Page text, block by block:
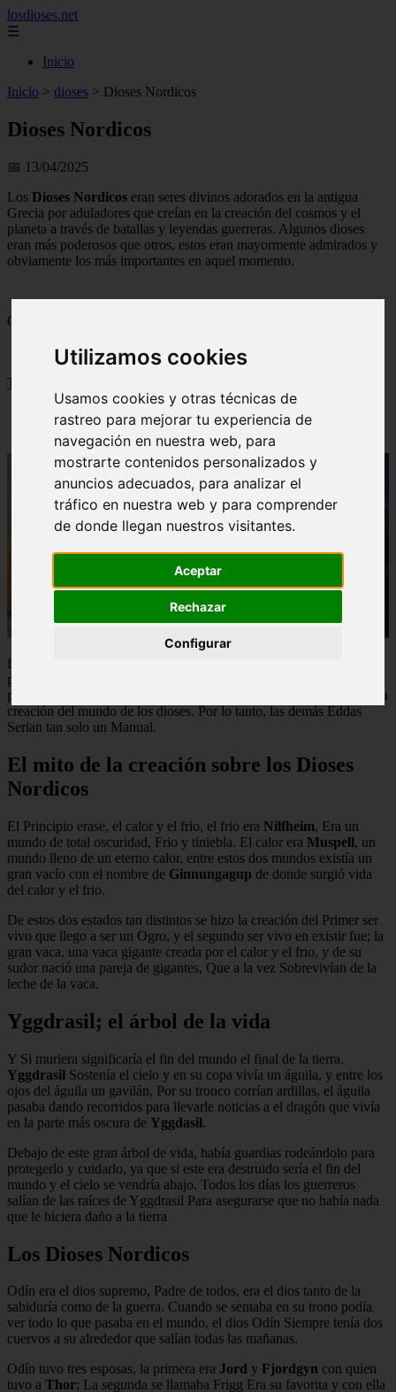
Utilizamos cookies
Usamos cookies y otras técnicas de
rastreo para mejorar tu experiencia de
navegación en nuestra web, para
mostrarte contenidos personalizados y
anuncios adecuados, para analizar el
tráfico en nuestra web y para comprender
de donde llegan nuestros visitantes.
Aceptar
Rechazar
Configurar
losdioses.net
☰
Inicio
Inicio > dioses > Dioses Nordicos
Dioses Nordicos
📅 13/04/2025
Los Dioses Nordicos eran seres divinos adorados en la antigua
Grecia por aduladores que creían en la creación del cosmos y el
planeta a través de batallas y leyendas guerreras. Algunos dioses
eran más poderosos que otros, estos eran mayormente admirados y
obviamente los más importantes en aquel momento.
Contenidos
Toggle
La Edda mayor: Es la más antigua de todas, Es una colección de
poemas anónimos, en el idioma islandés, Se pueden dividir los
poemas en dos grupos poemas míticos y poemas que hablan sobre la
creación del mundo de los dioses. Por lo tanto, las demás Eddas
Serian tan solo un Manual.
El mito de la creación sobre los Dioses
Nordicos
El Principio erase, el calor y el frio, el frio era Nilfheim, Era un
mundo de total oscuridad, Frio y tiniebla. El calor era Muspell, un
mundo lleno de un eterno calor, entre estos dos mundos existía un
gran vacío con el nombre de Ginnungagup de donde surgió vida
del calor y el frio.
De estos dos estados tan distintos se hizo la creación del Primer ser
vivo que llego a ser un Ogro, y el segundo ser vivo en existir fue; la
gran vaca, una vaca gigante creada por el calor y el frio, y de su
sudor nació una pareja de gigantes, Que a la vez Sobrevivían de la
leche de la vaca.
Yggdrasil; el árbol de la vida
Y Si muriera significaría el fin del mundo el final de la tierra.
Yggdrasil Sostenía el cielo y en su copa vivía un águila, y entre los
ojos del águila un gavilán, Por su tronco corrían ardillas, el águila
pasaba dando recorridos para llevarle noticias a el dragón que vivía
en la parte más oscura de Yggdasil.
Debajo de este gran árbol de vida, había guardias rodeándolo para
protegerlo y cuidarlo, ya que si este era destruido sería el fin del
mundo y el cielo se vendría abajo. Todos los días los guerreros
salían de las raíces de Yggdrasil Para asegurarse que no había nada
que le hiciera daño a la tierra
Los Dioses Nordicos
Odín era el dios supremo, Padre de todos, era el dios tanto de la
sabiduría como de la guerra. Cuando se sentaba en su trono podía
ver todo lo que pasaba en el mundo, el dios Odín Siempre tenía dos
cuervos a su alrededor que salían todas las mañanas.
Odín tuvo tres esposas, la primera era Jord y Fjordgyn con quien
tuvo a Thor; La segunda se llamaba Frigg Era su favorita y con ella